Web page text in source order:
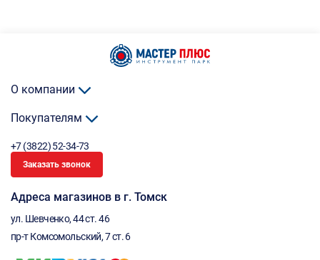
О компании
Покупателям
+7 (3822) 52-34-73
Заказать звонок
Адреса магазинов в г. Томск
ул. Шевченко, 44 ст. 46
пр-т Комсомольский, 7 ст. 6